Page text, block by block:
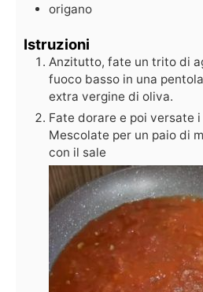
origano
Istruzioni
Anzitutto, fate un trito di
fuoco basso in una
extra vergine di oliva.
Fate dorare e poi versate
Mescolate per un paio di
con il sale